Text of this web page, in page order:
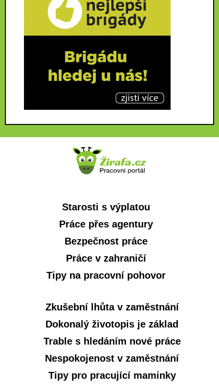
Starosti s výplatou
Práce přes agentury
Bezpečnost práce
Práce v zahraničí
Tipy na pracovní pohovor
Zkušební lhůta v zaměstnání
Dokonalý životopis je základ
Trable s hledáním nové práce
Nespokojenost v zaměstnání
Tipy pro pracující maminky